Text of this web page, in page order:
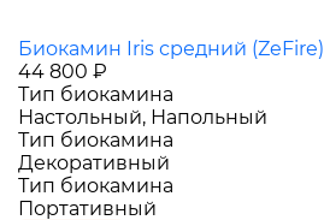
Биокамин Iris средний (ZeFire)
44 800 ₽
Тип биокамина
Настольный, Напольный
Тип биокамина
Декоративный
Тип биокамина
Портативный